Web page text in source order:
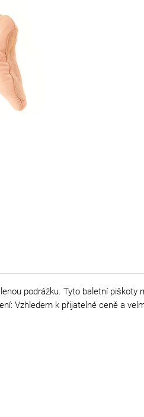
podrážku. Tyto baletní
Vzhledem k přijatelné ceně a
299 Kč